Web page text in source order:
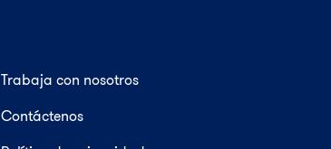
Trabaja con nosotros
Contáctenos